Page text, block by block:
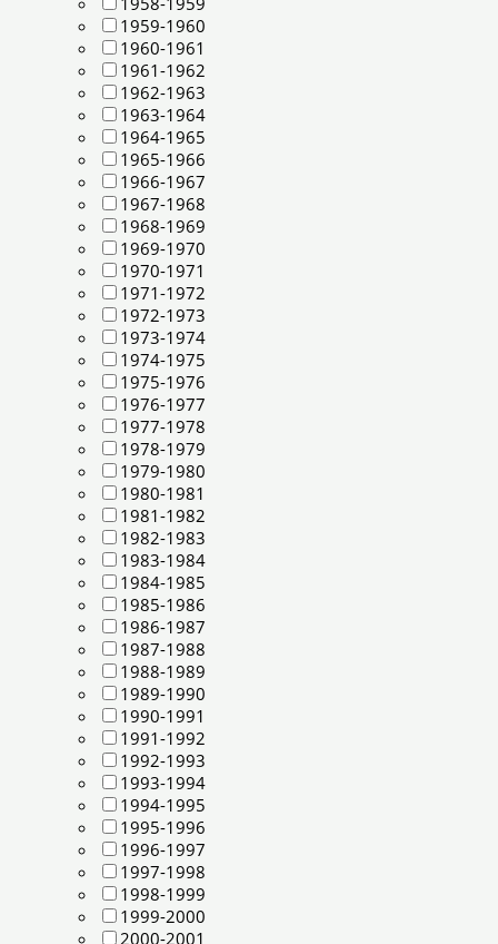
1959-1960
1960-1961
1961-1962
1962-1963
1963-1964
1964-1965
1965-1966
1966-1967
1967-1968
1968-1969
1969-1970
1970-1971
1971-1972
1972-1973
1973-1974
1974-1975
1975-1976
1976-1977
1977-1978
1978-1979
1979-1980
1980-1981
1981-1982
1982-1983
1983-1984
1984-1985
1985-1986
1986-1987
1987-1988
1988-1989
1989-1990
1990-1991
1991-1992
1992-1993
1993-1994
1994-1995
1995-1996
1996-1997
1997-1998
1998-1999
1999-2000
2000-2001